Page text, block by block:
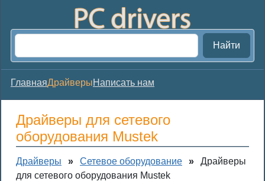
Найти
ГлавнаяДрайверыНаписать нам
Драйверы для сетевого
оборудования Mustek
Драйверы » Сетевое оборудование »
Драйверы
для сетевого оборудования Mustek